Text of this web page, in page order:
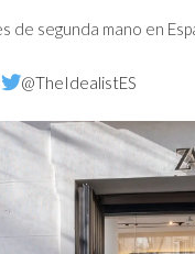
segunda mano en
@TheIdealistES